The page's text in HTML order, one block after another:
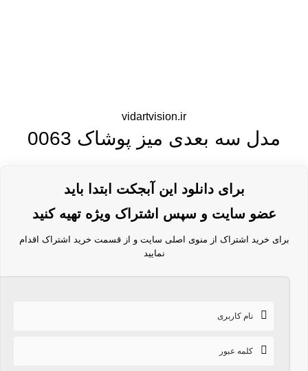
vidartvision.ir
مدل سه بعدی میز پوشاک 0063
برای دانلود این آبجکت ابتدا باید
عضو سایت و سپس اشتراک ویژه تهیه کنید
برای خرید اشتراک از منوی اصلی سایت و از قسمت خرید اشتراک اقدام
نمایید